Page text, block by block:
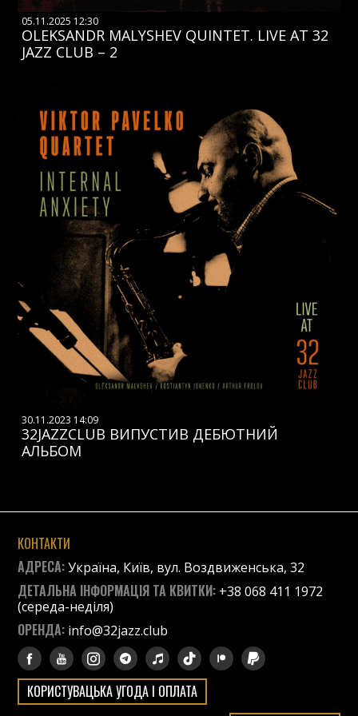
05.11.2025 12:30
OLEKSANDR MALYSHEV QUINTET. LIVE AT 32
JAZZ CLUB – 2
30.11.2023 14:09
32JAZZCLUB ВИПУСТИВ ДЕБЮТНИЙ
АЛЬБОМ
КОНТАКТИ
АДРЕСА:Україна, Київ, вул. Воздвиженська, 32
ДЕТАЛЬНА ІНФОРМАЦІЯ ТА КВИТКИ: +38 068 411 1972
(середа-неділя)
ОРЕНДА: info@32jazz.club
КОРИСТУВАЦЬКА УГОДА І ОПЛАТА